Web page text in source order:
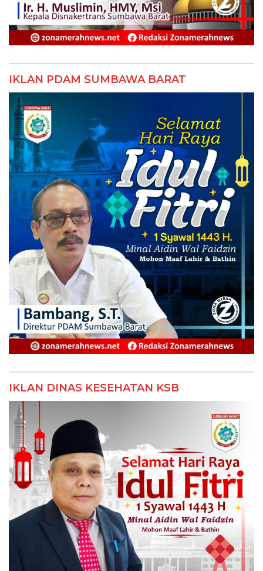
IKLAN PDAM SUMBAWA BARAT
IKLAN DINAS KESEHATAN KSB